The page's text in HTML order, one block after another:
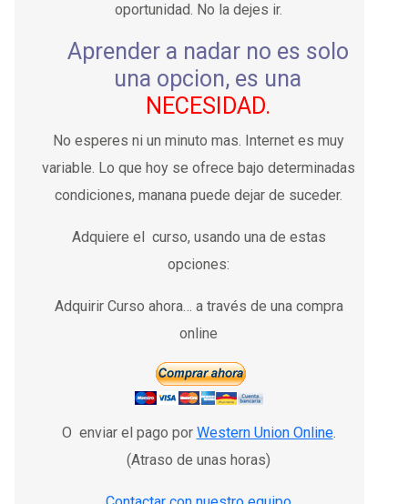
oportunidad. No la dejes ir.
Aprender a nadar no es solo
una opcion, es una
NECESIDAD.
No esperes ni un minuto mas. Internet es muy
variable. Lo que hoy se ofrece bajo determinadas
condiciones, manana puede dejar de suceder.
Adquiere el curso, usando una de estas
opciones:
Adquirir Curso ahora… a través de una compra
online
O enviar el pago por Western Union Online.
(Atraso de unas horas)